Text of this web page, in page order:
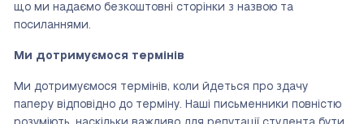
що ми надаємо безкоштовні сторінки з назвою та
посиланнями.
Ми дотримуємося термінів
Ми дотримуємося термінів, коли йдеться про здачу
паперу відповідно до терміну. Наші письменники повністю